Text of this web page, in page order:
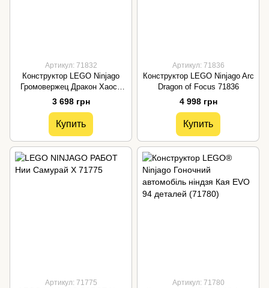
Артикул: 71832
Конструктор LEGO Ninjago
Громовержец Дракон Хаоса
71832
3 698 грн
Купить
Артикул: 71836
Конструктор LEGO Ninjago Arc
Dragon of Focus 71836
4 998 грн
Купить
Артикул: 71775 Артикул: 71780